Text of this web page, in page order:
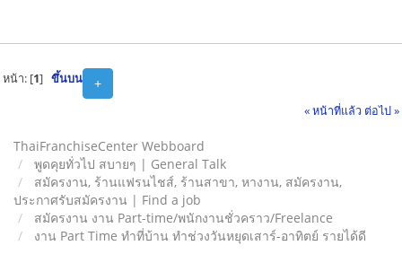
+
หน้า: [1] ขึ้นบน
« หน้าที่แล้ว ต่อไป »
ThaiFranchiseCenter Webboard
พูดคุยทั่วไป สบายๆ | General Talk
สมัครงาน, ร้านแฟรนไชส์, ร้านสาขา, หางาน, สมัครงาน,
ประกาศรับสมัครงาน | Find a job
สมัครงาน งาน Part-time/พนักงานชั่วคราว/Freelance
งาน Part Time ทำที่บ้าน ทำช่วงวันหยุดเสาร์-อาทิตย์ รายได้ดี